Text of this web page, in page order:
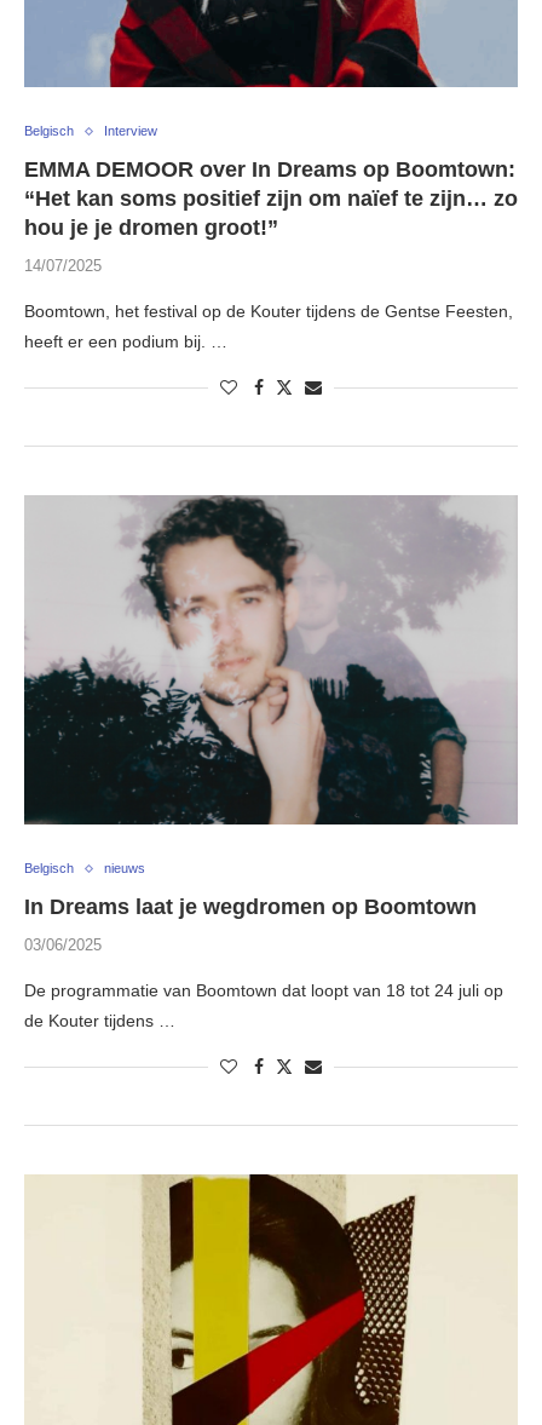
Belgisch Interview
EMMA DEMOOR over In Dreams op Boomtown:
“Het kan soms positief zijn om naïef te zijn… zo
hou je je dromen groot!”
14/07/2025
Boomtown, het festival op de Kouter tijdens de Gentse Feesten,
heeft er een podium bij. …
Belgisch nieuws
In Dreams laat je wegdromen op Boomtown
03/06/2025
De programmatie van Boomtown dat loopt van 18 tot 24 juli op
de Kouter tijdens …